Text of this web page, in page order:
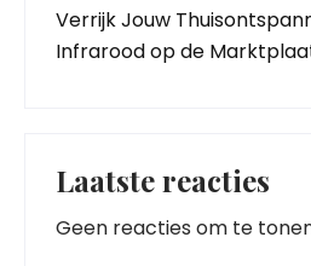
Verrijk Jouw
Infrarood op de
Laatste reacties
Geen reacties om te